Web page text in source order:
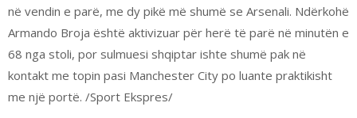
në vendin e parë, me dy pikë më shumë se Arsenali. Ndërkohë
Armando Broja është aktivizuar për herë të parë në minutën e
68 nga stoli, por sulmuesi shqiptar ishte shumë pak në
kontakt me topin pasi Manchester City po luante praktikisht
me një portë. /Sport Ekspres/